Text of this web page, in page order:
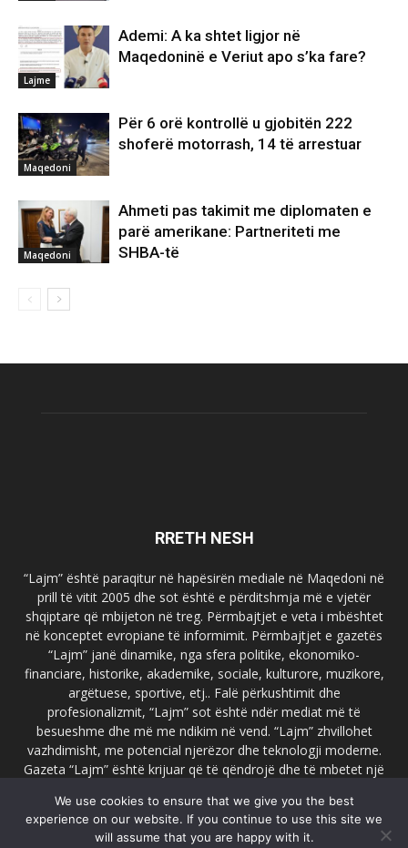
Lajme
Ademi: A ka shtet ligjor në
Maqedoninë e Veriut apo s’ka fare?
Maqedoni
Për 6 orë kontrollë u gjobitën 222
shoferë motorrash, 14 të arrestuar
Maqedoni
Ahmeti pas takimit me diplomaten e
parë amerikane: Partneriteti me
SHBA-të
RRETH NESH
“Lajm” është paraqitur në hapësirën mediale në Maqedoni në
prill të vitit 2005 dhe sot është e përditshmja më e vjetër
shqiptare që mbijeton në treg. Përmbajtjet e veta i mbështet
në konceptet evropiane të informimit. Përmbajtjet e gazetës
“Lajm” janë dinamike, nga sfera politike, ekonomiko-
financiare, historike, akademike, sociale, kulturore, muzikore,
argëtuese, sportive, etj.. Falë përkushtimit dhe
profesionalizmit, “Lajm” sot është ndër mediat më të
besueshme dhe më me ndikim në vend. “Lajm” zhvillohet
vazhdimisht, me potencial njerëzor dhe teknologji moderne.
Gazeta “Lajm” është krijuar që të qëndrojë dhe të mbetet një
faqja zyrtare e gazetës “Lajm”, www.lajmpress.org është një
ndër portalet më të njohur në Maqedoni.
We use cookies to ensure that we give you the best
experience on our website. If you continue to use this site we
will assume that you are happy with it.